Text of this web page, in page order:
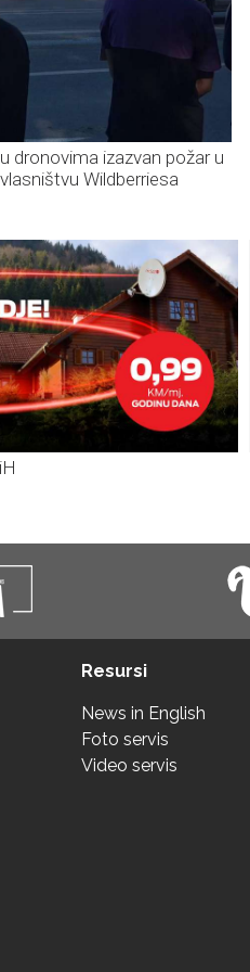
dronovima izazvan požar u
Wildberriesa
Resursi
News in English
Foto servis
Video servis